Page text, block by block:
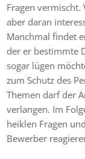
Fragen
aber daran
Manchmal findet
der er bestimmte
sogar lügen
zum Schutz des
Themen darf der
verlangen. Im
heiklen Fragen
Bewerber